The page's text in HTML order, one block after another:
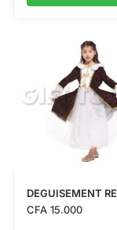
DEGUISEMENT
CFA15.000